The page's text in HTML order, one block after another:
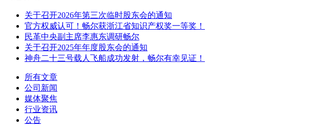
关于召开2026年第三次临时股东会的通知
官方权威认可！畅尔获浙江省知识产权奖一等奖！
民革中央副主席李惠东调研畅尔
关于召开2025年年度股东会的通知
神舟二十三号载人飞船成功发射，畅尔有幸见证！
所有文章
公司新闻
媒体聚焦
行业资讯
公告